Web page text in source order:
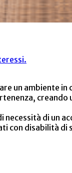
un ambiente in
creando
di un
con disabilità di